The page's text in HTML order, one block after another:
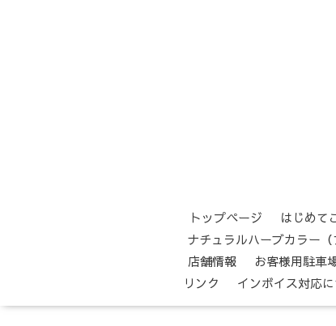
トップページ はじめて
ナチュラルハーブカラー（
店舗情報
お客様用駐車
リンク
インボイス対応